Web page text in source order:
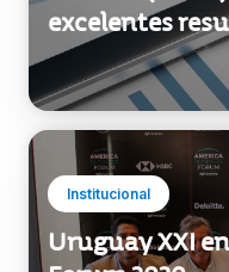
Institucional
Uruguay XXI
Forum 2020